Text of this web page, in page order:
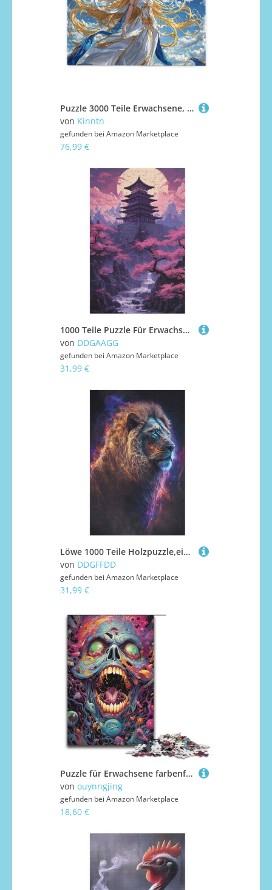
Puzzle 3000 Teile Erwachsene, Karikatur Puzzle 3000 Teile mit Geschenkbox, Holzpuzzle Erwachsene mit Naturholz, Geschenke für Frauen, Geschenke für Männer, Groß Holzpuzzle für Wanddeko Wohnzimmer, U-5
von Kinntn
gefunden bei Amazon Marketplace
76,99 €
1000 Teile Puzzle Für Erwachsene, Japan Style -Puzzles, Kinder HolzPuzzle, Kreatives Puzzle, Geschenk Für Freunde Und Familie 1000 PCS
von DDGAAGG
gefunden bei Amazon Marketplace
31,99 €
Löwe 1000 Teile Holzpuzzle,einzigartiges Puzzle, Geschenk Für Erwachsene,Familienspiel,Herausforderungsaktivität,（78×53cm）
von DDGFFDD
gefunden bei Amazon Marketplace
31,99 €
Puzzle für Erwachsene farbenfrohes psychedelisches Totenkopf-Kunst-Puzzle 1000 Teile Holzpuzzle für Kinder ab 12 Jahren anspruchsvolles Spiel 1000 Teile (38 x 26 cm)
von ouynngjing
gefunden bei Amazon Marketplace
18,60 €